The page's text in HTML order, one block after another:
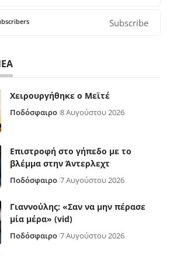
Subscribe
Χειρουργήθηκε ο Μεϊτέ
Ποδόσφαιρο 8 Αυγούστου 2026
Επιστροφή στο γήπεδο με το
βλέμμα στην Άντερλεχτ
Ποδόσφαιρο 7 Αυγούστου 2026
Γιαννούλης: «Σαν να μην πέρασε
μία μέρα» (vid)
Ποδόσφαιρο 7 Αυγούστου 2026